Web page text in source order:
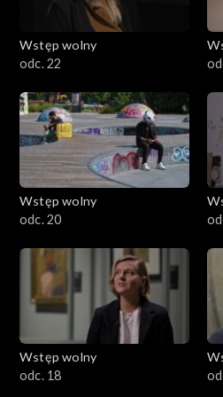
Wstęp wolny
odc. 22
Wstęp wolny
odc. 20
Wstęp wolny
odc. 18